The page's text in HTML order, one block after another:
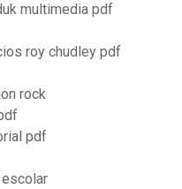
multimedia pdf
roy chudley pdf
rock
pdf